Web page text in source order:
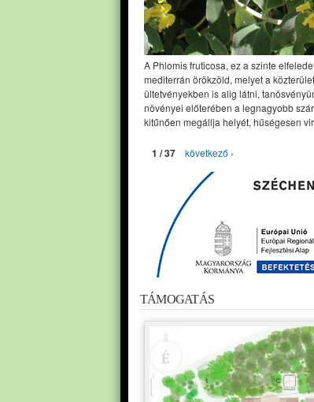
A Phlomis fruticosa, ez a szinte
mediterrán örökzöld, melyet a
ültetvényekben is alig látni,
növényei előterében a legnagyobb
kitűnően megállja helyét, hűségesen
1 / 37 következő ›
TÁMOGATÁS